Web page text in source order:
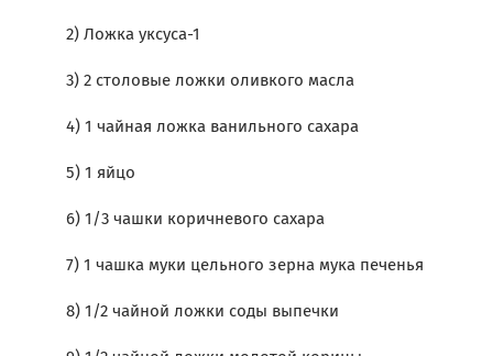
2) Ложка уксуса-1
3) 2 столовые ложки оливкого масла
4) 1 чайная ложка ванильного сахара
5) 1 яйцо
6) 1/3 чашки коричневого сахара
7) 1 чашка муки цельного зерна мука печенья
8) 1/2 чайной ложки соды выпечки